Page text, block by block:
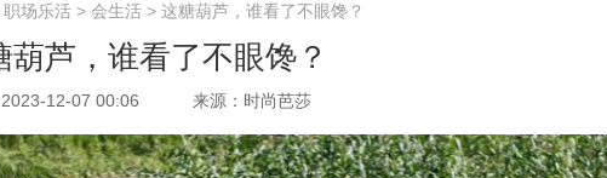
职场乐活 > 会生活 > 这糖葫芦，谁看了不眼馋？
葫芦，谁看了不眼馋？
12-07 00:06 来源：时尚芭莎